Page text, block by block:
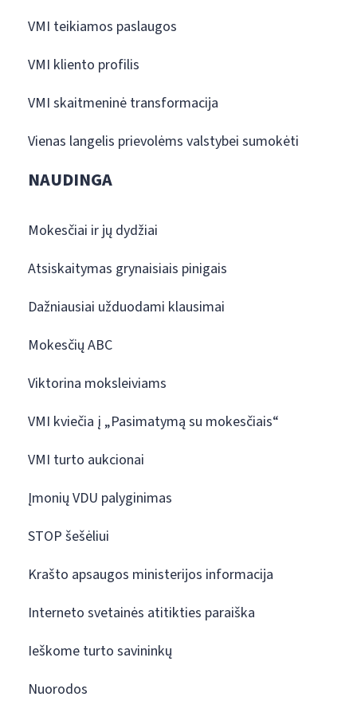
VMI teikiamos paslaugos
VMI kliento profilis
VMI skaitmeninė transformacija
Vienas langelis prievolėms valstybei sumokėti
NAUDINGA
Mokesčiai ir jų dydžiai
Atsiskaitymas grynaisiais pinigais
Dažniausiai užduodami klausimai
Mokesčių ABC
Viktorina moksleiviams
VMI kviečia į „Pasimatymą su mokesčiais“
VMI turto aukcionai
Įmonių VDU palyginimas
STOP šešėliui
Krašto apsaugos ministerijos informacija
Interneto svetainės atitikties paraiška
Ieškome turto savininkų
Nuorodos